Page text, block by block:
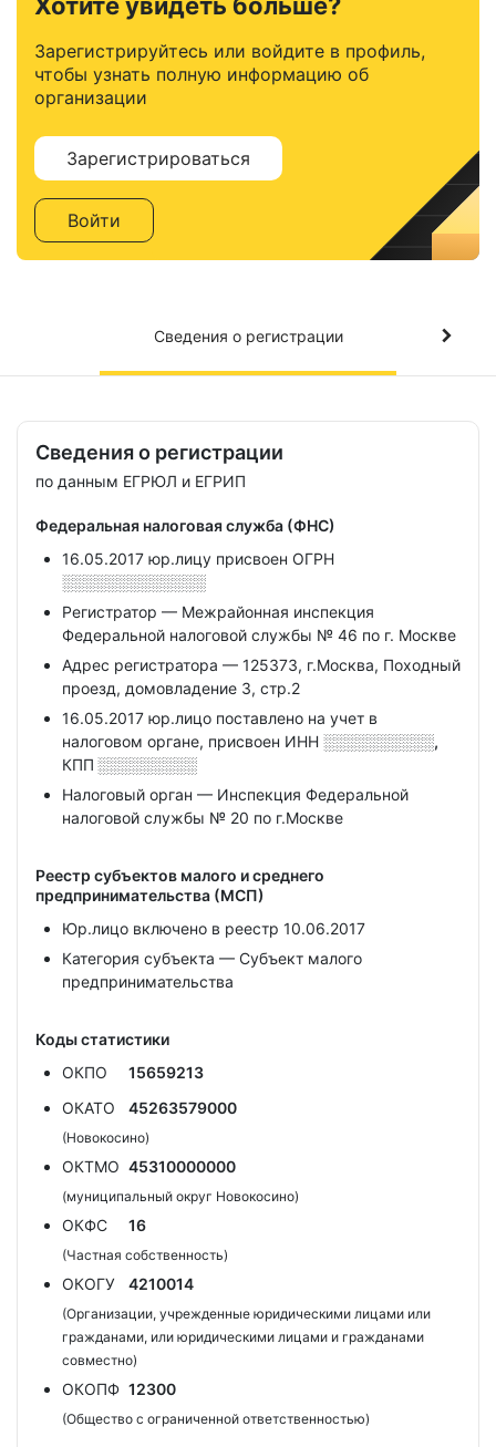
Зарегистрируйтесь или войдите в профиль,
чтобы узнать полную информацию об
организации
Зарегистрироваться
Войти
Сведения о регистрации
Сведения о регистрации
по данным ЕГРЮЛ и ЕГРИП
Федеральная налоговая служба (ФНС)
16.05.2017 юр.лицу присвоен ОГРН
░░░░░░░░░░░░░
Регистратор — Межрайонная инспекция
Федеральной налоговой службы № 46 по г. Москве
Адрес регистратора — 125373, г.Москва, Походный
проезд, домовладение 3, стр.2
16.05.2017 юр.лицо поставлено на учет в
налоговом органе, присвоен ИНН ░░░░░░░░░░,
КПП ░░░░░░░░░
Налоговый орган — Инспекция Федеральной
налоговой службы № 20 по г.Москве
Реестр субъектов малого и среднего
предпринимательства (МСП)
Юр.лицо включено в реестр 10.06.2017
Категория субъекта — Субъект малого
предпринимательства
Коды статистики
ОКПО
15659213
ОКАТО
45263579000
(Новокосино)
ОКТМО 45310000000
(муниципальный округ Новокосино)
ОКФС 16
(Частная собственность)
ОКОГУ 4210014
(Организации, учрежденные юридическими лицами или
гражданами, или юридическими лицами и гражданами
совместно)
ОКОПФ 12300
(Общество с ограниченной ответственностью)